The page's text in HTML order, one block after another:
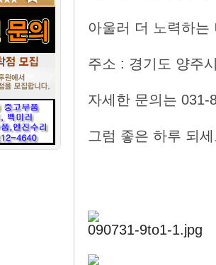
아울러 더 노력하는
주소 : 경기도 양주
자세한 문의는 031-
그럼 좋은 하루 되
090731-9to1-1.jpg